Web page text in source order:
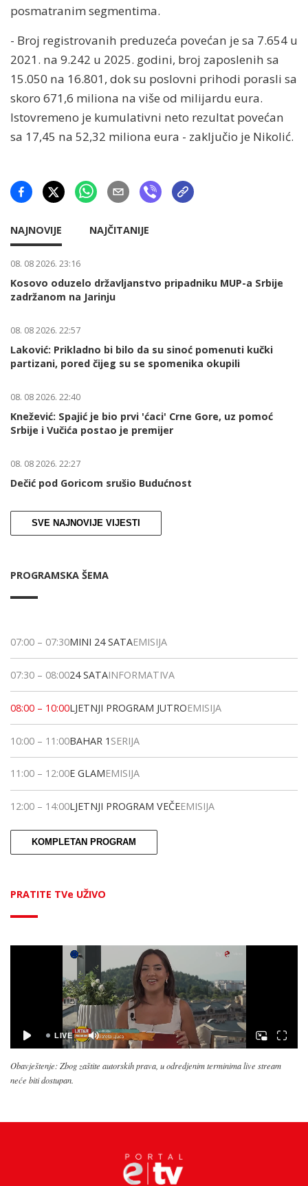
posmatranim segmentima.
- Broj registrovanih preduzeća povećan je sa 7.654 u
2021. na 9.242 u 2025. godini, broj zaposlenih sa
15.050 na 16.801, dok su poslovni prihodi porasli sa
skoro 671,6 miliona na više od milijardu eura.
Istovremeno je kumulativni neto rezultat povećan
sa 17,45 na 52,32 miliona eura - zaključio je Nikolić.
NAJNOVIJE NAJČITANIJE
08. 08 2026. 23:16
Kosovo oduzelo državljanstvo pripadniku MUP-a Srbije
zadržanom na Jarinju
08. 08 2026. 22:57
Laković: Prikladno bi bilo da su sinoć pomenuti kučki
partizani, pored čijeg su se spomenika okupili
08. 08 2026. 22:40
Knežević: Spajić je bio prvi 'ćaci' Crne Gore, uz pomoć
Srbije i Vučića postao je premijer
08. 08 2026. 22:27
Dečić pod Goricom srušio Budućnost
SVE NAJNOVIJE VIJESTI
PROGRAMSKA ŠEMA
07:00 – 07:30MINI 24 SATAEMISIJA
07:30 – 08:0024 SATAINFORMATIVA
08:00 – 10:00LJETNJI PROGRAM JUTROEMISIJA
10:00 – 11:00BAHAR 1 SERIJA
11:00 – 12:00E GLAMEMISIJA
12:00 – 14:00LJETNJI PROGRAM VEČEEMISIJA
KOMPLETAN PROGRAM
PRATITE TVe UŽIVO
Obavještenje: Zbog zaštite autorskih prava, u odredjenim terminima live stream
neće biti dostupan.